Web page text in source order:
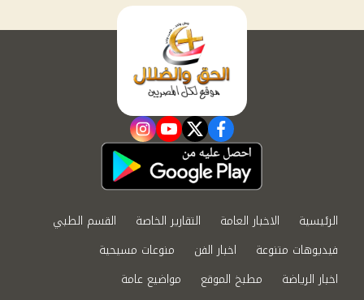
facebook
twitter
youtube
instagram
الرئيسية الاخبار العامة التقارير الخاصة
القسم الطبي
فيديوهات متنوعة
اخبار الفن
منوعات مسيحية
اخبار الرياضة
مطبخ الموقع
مواضيع عامة